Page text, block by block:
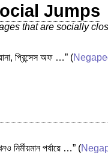
Jumps
that are socially
প্রিন্সেস অফ …” (
নির্মীয়মান পর্যায়ে …” (